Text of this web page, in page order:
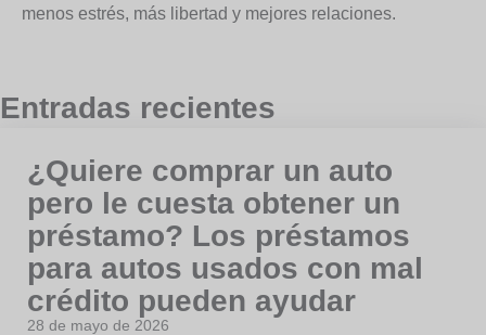
menos estrés, más libertad y mejores relaciones.
Entradas recientes
¿Quiere comprar un auto
pero le cuesta obtener un
préstamo? Los préstamos
para autos usados con mal
crédito pueden ayudar
28 de mayo de 2026